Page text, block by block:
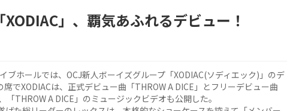
」、覇気あふれるデビュー！
ブホールでは、OCJ新人ボーイズグループ「XODIAC(ソディエック)」のデ
でXODIACは、正式デビュー曲「THROW A DICE」とフリーデビュー曲
「THROW A DICE」のミュージックビデオも公開した。